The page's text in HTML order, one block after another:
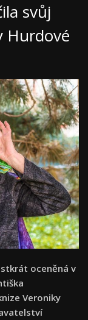
svůj
Hurdové
oceněná v
Veroniky